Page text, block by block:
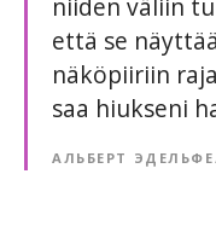
niiden väliin
että se
näköpiiriin
saa hiukseni
АЛЬБЕРТ